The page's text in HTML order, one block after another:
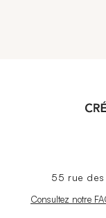
55 rue
Nouvelle fenêtre
Consultez notre